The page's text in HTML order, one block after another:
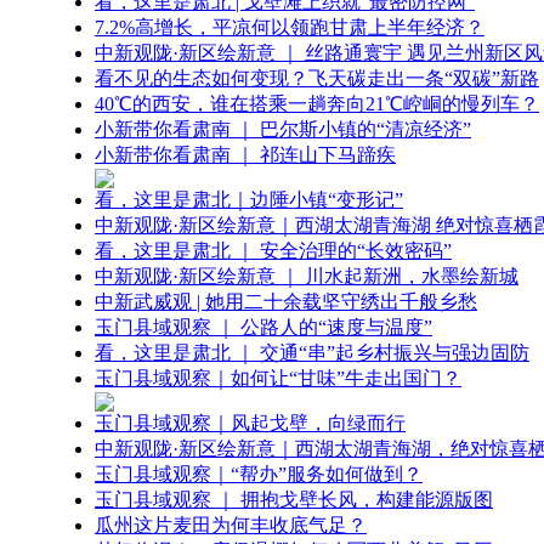
7.2%高增长，平凉何以领跑甘肃上半年经济？
中新观陇·新区绘新意 ｜ 丝路通寰宇 遇见兰州新区
看不见的生态如何变现？飞天碳走出一条“双碳”新路
40℃的西安，谁在搭乘一趟奔向21℃崆峒的慢列车？
小新带你看肃南 ｜ 巴尔斯小镇的“清凉经济”
小新带你看肃南 ｜ 祁连山下马蹄疾
看，这里是肃北｜边陲小镇“变形记”
中新观陇·新区绘新意｜西湖太湖青海湖 绝对惊喜栖
看，这里是肃北 ｜ 安全治理的“长效密码”
中新观陇·新区绘新意 ｜ 川水起新洲，水墨绘新城
中新武威观 | 她用二十余载坚守绣出千般乡愁
玉门县域观察 ｜ 公路人的“速度与温度”
看，这里是肃北 ｜ 交通“串”起乡村振兴与强边固防
玉门县域观察｜如何让“甘味”牛走出国门？
玉门县域观察｜风起戈壁，向绿而行
中新观陇·新区绘新意｜西湖太湖青海湖，绝对惊喜
玉门县域观察｜“帮办”服务如何做到？
玉门县域观察 ｜ 拥抱戈壁长风，构建能源版图
瓜州这片麦田为何丰收底气足？